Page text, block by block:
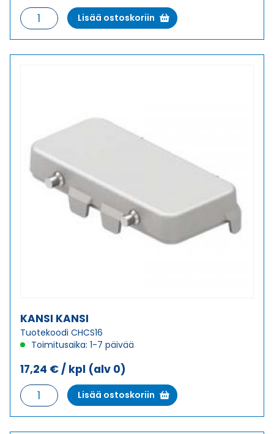
KANSI
KANSI
määrä
Lisää ostoskoriin
KANSI KANSI
Tuotekoodi CHCS16
Toimitusaika: 1-7 päivää
17,24 € / kpl (alv 0)
KANSI
KANSI
määrä
Lisää ostoskoriin